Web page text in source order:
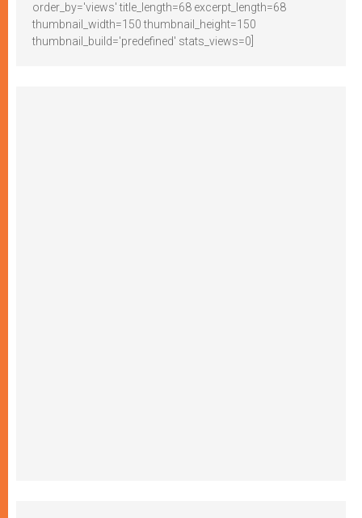
order_by='views' title_length=68 excerpt_length=68
thumbnail_width=150 thumbnail_height=150
thumbnail_build='predefined' stats_views=0]